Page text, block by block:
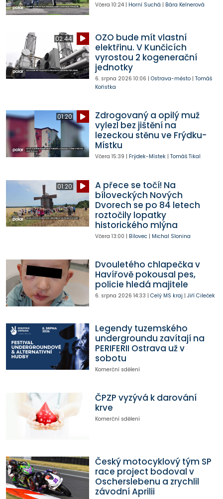
Včera 10:24| Horní Suchá | Bára Kelnerová
02:44
OZO bude mít vlastní
elektřinu. V Kunčicích
vyrostou 2 kogenerační
jednotky
6. srpna 2026 10:06 | Ostrava-město| Tomáš
Kořistka
01:20
Zdrogovaný a opilý muž
vylezl bez jištění na
lezeckou stěnu ve Frýdku-
Místku
Včera 15:39 | Frýdek-Místek| Tomáš Tikal
01:20
A přece se točí! Na
bíloveckých Nových
Dvorech se po 84 letech
roztočily lopatky
historického mlýna
Včera 13:00 | Bílovec| Michal Slonina
Dvouletého chlapečka v
Havířově pokousal pes,
policie hledá majitele
6. srpna 2026 14:33 | Celý MS kraj | Jiří Cileček
Legendy tuzemského
undergroundu zavítají na
PERIFERII Ostrava už v
sobotu
Komerční sdělení
ČPZP vyzývá k darování
krve
Komerční sdělení
Český motocyklový tým SP
race project bodoval v
Oscherslebenu a zrychlil
závodní Aprilii